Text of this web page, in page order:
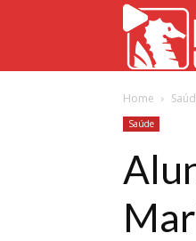
Home
Saúde